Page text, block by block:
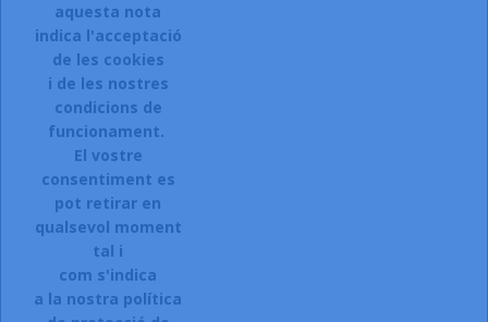
ARTICLES
LA NOSTRA COMPANYIA
CONTACTEU:
Sol.licitar accés a la web.
Registreu-vos:
Si esteu interessats en donar-vos
d\'alta a la nostra botiga,
CLIQUEU AQUI.
aquesta nota
indica l'acceptació
de les cookies
i de les nostres
condicions de
funcionament.
El vostre
consentiment es
pot retirar en
qualsevol moment
tal i
com s'indica
a la nostra política